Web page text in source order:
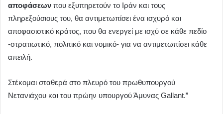
αποφάσεων που εξυπηρετούν το Ιράν και τους
πληρεξούσιους του, θα αντιμετωπίσει ένα ισχυρό και
αποφασιστικό κράτος, που θα ενεργεί με ισχύ σε κάθε πεδίο
-στρατιωτικό, πολιτικό και νομικό- για να αντιμετωπίσει κάθε
απειλή.
Στέκομαι σταθερά στο πλευρό του πρωθυπουργού
Νετανιάχου και του πρώην υπουργού Άμυνας Gallant.”